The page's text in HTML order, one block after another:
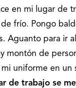
en mi lugar de
frío. Pongo
Aguanto para ir
montón de
uniforme en un
de trabajo se